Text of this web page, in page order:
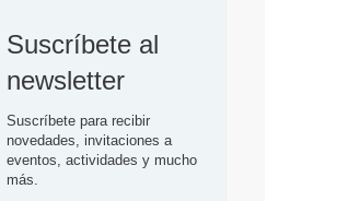
Suscríbete al
newsletter
Suscríbete para recibir
novedades, invitaciones a
eventos, actividades y mucho
más.